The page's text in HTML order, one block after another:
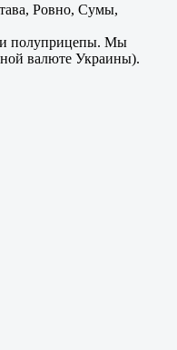
Ровно, Сумы,
и полуприцепы. Мы
валюте Украины).